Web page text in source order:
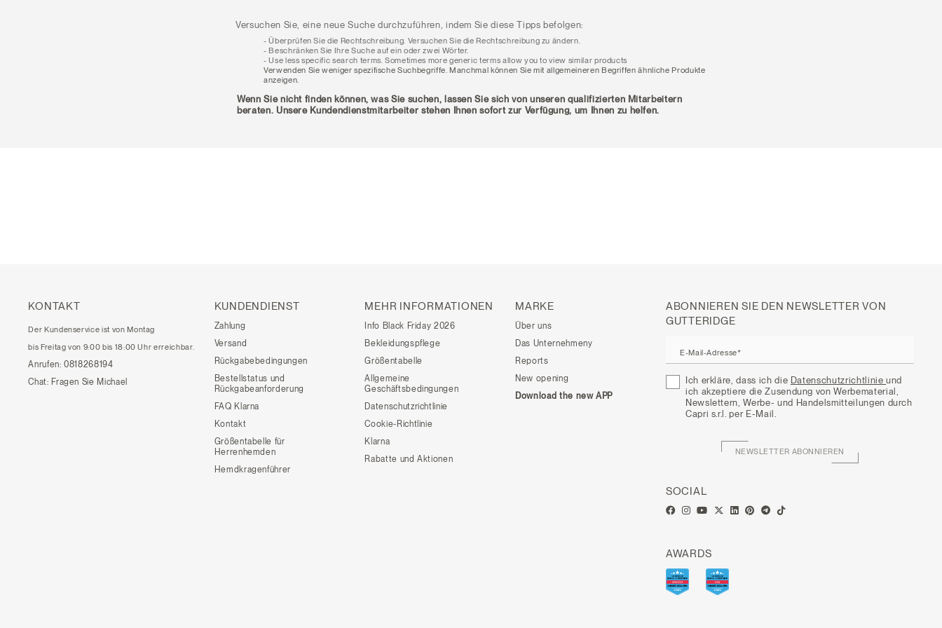
Versuchen Sie, eine neue Suche durchzuführen, indem Sie diese Tipps befolgen:
Überprüfen Sie die Rechtschreibung. Versuchen Sie die Rechtschreibung zu ändern.
Beschränken Sie Ihre Suche auf ein oder zwei Wörter.
Use less specific search terms. Sometimes more generic terms allow you to view similar products
Verwenden Sie weniger spezifische Suchbegriffe. Manchmal können Sie mit allgemeineren Begriffen ähnliche Produkte
anzeigen.
Wenn Sie nicht finden können, was Sie suchen, lassen Sie sich von unseren qualifizierten Mitarbeitern
beraten. Unsere Kundendienstmitarbeiter stehen Ihnen sofort zur Verfügung, um Ihnen zu helfen.
KONTAKT
Der Kundenservice ist von Montag
bis Freitag von 9:00 bis 18:00 Uhr erreichbar.
Anrufen: 0818268194
Chat: Fragen Sie Michael
KUNDENDIENST
Zahlung
Versand
Rückgabebedingungen
Bestellstatus und
Rückgabeanforderung
FAQ Klarna
Kontakt
Größentabelle für
Herrenhemden
Hemdkragenführer
MEHR INFORMATIONEN
Info Black Friday 2026
Bekleidungspflege
Größentabelle
Allgemeine
Geschäftsbedingungen
Datenschutzrichtlinie
Cookie-Richtlinie
Klarna
Rabatte und Aktionen
MARKE
Über uns
Das Unternehmeny
Reports
New opening
Download the new APP
ABONNIEREN SIE DEN NEWSLETTER VON
GUTTERIDGE
E-Mail-Adresse*
Ich erkläre, dass ich die Datenschutzrichtlinieund
ich akzeptiere die Zusendung von Werbematerial,
Newslettern, Werbe- und Handelsmitteilungen durch
Capri s.r.l. per E-Mail.
NEWSLETTER ABONNIEREN
SOCIAL
AWARDS